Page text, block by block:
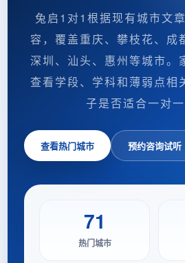
兔启1对1根据现有城市文
容，覆盖重庆、攀枝花、成
深圳、汕头、惠州等城市。
查看学段、学科和薄弱点相
子是否适合一对一
查看热门城市 预约咨询试听
71
热门城市